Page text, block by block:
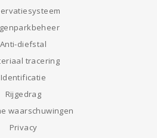
Anti-diefstal
tracering
Identificatie
Rijgedrag
waarschuwingen
Privacy